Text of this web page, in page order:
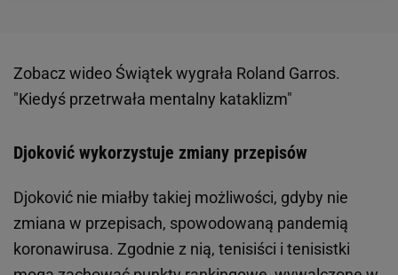
Zobacz wideoŚwiątek wygrała Roland Garros.
"Kiedyś przetrwała mentalny kataklizm"
Djoković wykorzystuje zmiany przepisów
Djoković nie miałby takiej możliwości, gdyby nie
zmiana w przepisach, spowodowaną pandemią
koronawirusa. Zgodnie z nią, tenisiści i tenisistki